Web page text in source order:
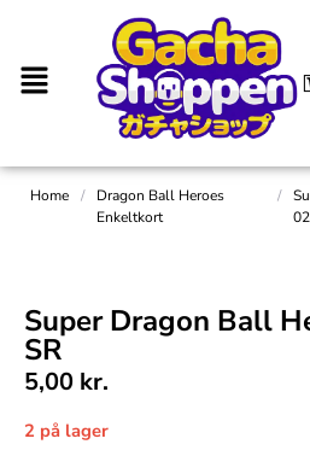
Home /
Dragon Ball Heroes
Enkeltkort
/
Super Dragon Ball
SR
5,00 kr.
2 på lager